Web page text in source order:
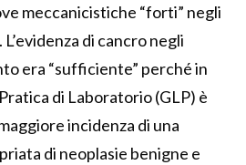
meccanicistiche “forti” negli
di cancro negli
era “sufficiente” perché in
di Laboratorio (GLP) è
incidenza di una
di neoplasie benigne e